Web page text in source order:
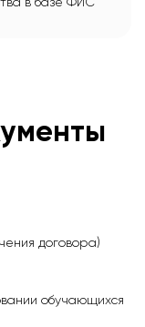
договора)
обучающихся